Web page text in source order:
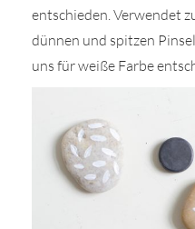
entschieden. Verwendet
dünnen und spitzen
uns für weiße Farbe